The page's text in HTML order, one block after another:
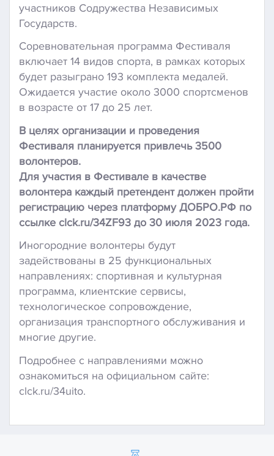
участников Содружества Независимых
Государств.
Соревновательная программа Фестиваля
включает 14 видов спорта, в рамках которых
будет разыграно 193 комплекта медалей.
Ожидается участие около 3000 спортсменов
в возрасте от 17 до 25 лет.
В целях организации и проведения
Фестиваля планируется привлечь 3500
волонтеров.
Для участия в Фестивале в качестве
волонтера каждый претендент должен пройти
регистрацию через платформу ДОБРО.РФ по
ссылке clck.ru/34ZF93 до 30 июля 2023 года.
Иногородние волонтеры будут
задействованы в 25 функциональных
направлениях: спортивная и культурная
программа, клиентские сервисы,
технологическое сопровождение,
организация транспортного обслуживания и
многие другие.
Подробнее с направлениями можно
ознакомиться на официальном сайте:
clck.ru/34uito.